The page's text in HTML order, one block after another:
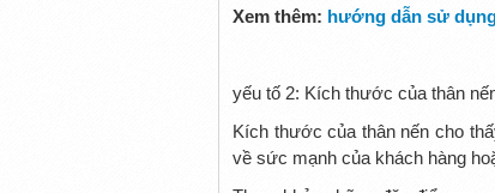
Xem thêm: hướng dẫn sử
yếu tố 2: Kích thước của thân
Kích thước của thân nến cho
về sức mạnh của khách hàng